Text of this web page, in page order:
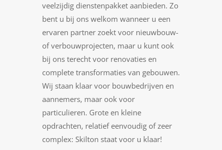
veelzijdig dienstenpakket aanbieden. Zo
bent u bij ons welkom wanneer u een
ervaren partner zoekt voor nieuwbouw-
of verbouwprojecten, maar u kunt ook
bij ons terecht voor renovaties en
complete transformaties van gebouwen.
Wij staan klaar voor bouwbedrijven en
aannemers, maar ook voor
particulieren. Grote en kleine
opdrachten, relatief eenvoudig of zeer
complex: Skilton staat voor u klaar!